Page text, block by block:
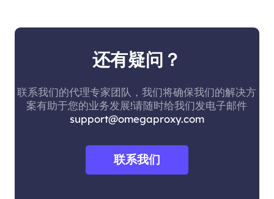
还有疑问？
联系我们的代理专家团队，我们将确保我们的解决方
案有助于您的业务发展!请随时给我们发电子邮件
support@omegaproxy.com
联系我们